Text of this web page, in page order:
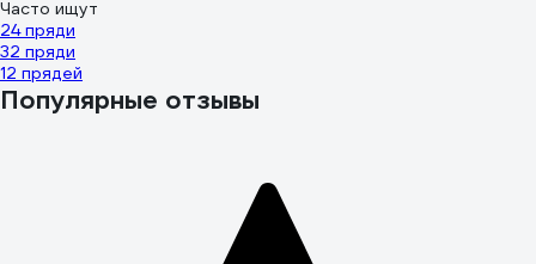
Часто ищут
24 пряди
32 пряди
12 прядей
Популярные отзывы